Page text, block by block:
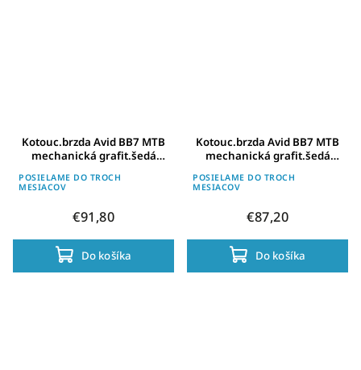
Kotouc.brzda Avid BB7 MTB
mechanická grafit.šedá
POSIELAME DO TROCH
MESIACOV
€91,80
Do košíka
Kotouc.brzda Avid BB7 MTB
mechanická grafit.šedá
POSIELAME DO TROCH
MESIACOV
€87,20
Do košíka